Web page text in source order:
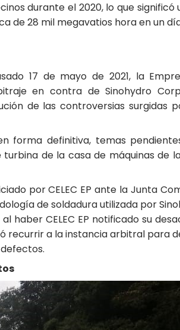
durante el 2020, lo que significó
de 28 mil megavatios hora en un
17 de mayo de 2021, la
en contra de Sinohydro
de las controversias surgidas
forma definitiva, temas
de la casa de máquinas de
por CELEC EP ante la Junta
de soldadura utilizada por
CELEC EP notificado su
a la instancia arbitral para